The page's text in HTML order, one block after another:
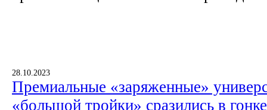
28.10.2023
Премиальные «заряженные»
«большой тройки» сразились в гонке